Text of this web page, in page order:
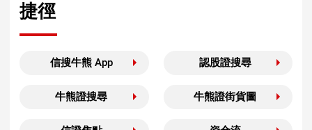
捷徑
信搜牛熊 App 認股證搜尋
牛熊證搜尋 牛熊證街貨圖